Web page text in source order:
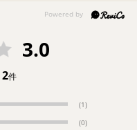
3.0
2件
(1)
(0)